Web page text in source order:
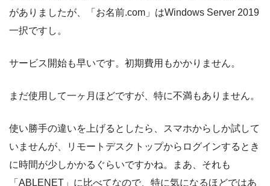
がありましたが、「お名前.com」はWindows Server 2019
一択ですし。
サービス開始も早いです。初期費用もかかりません。
まだ使用して一ヶ月ほどですが、特に不満もありません。
使い勝手の違いを上げるとしたら、スマホからしか試して
いませんが、リモートデスクトップからログインするとき
に時間が少しかかるぐらいですかね。まあ、それも
「ABLENET」に比べてなので、特に気になるほどではあ